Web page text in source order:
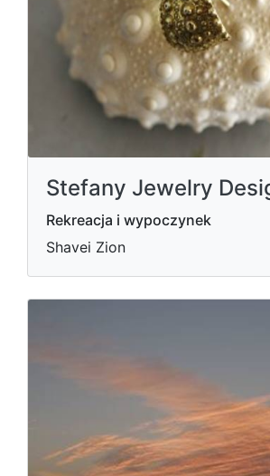
Stefany Jewelry
Rekreacja i wypoczynek
Shavei Zion